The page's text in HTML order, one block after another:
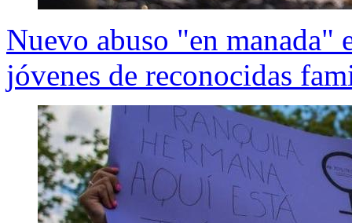
Nuevo abuso "en manada"
jóvenes de reconocidas